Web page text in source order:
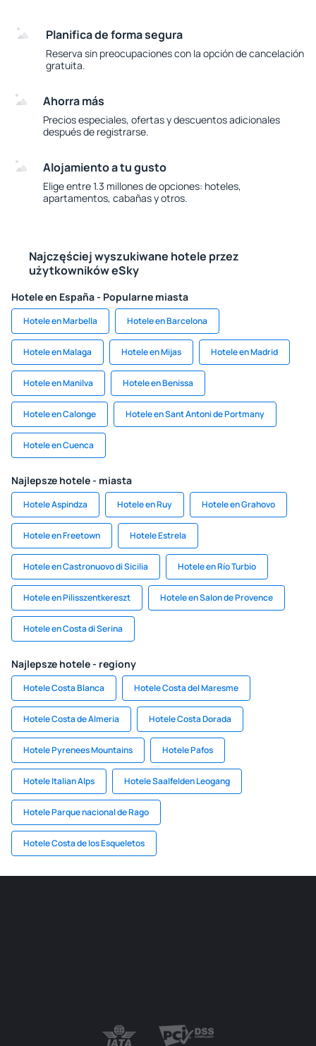
Planifica de forma segura
Reserva sin preocupaciones con la opción de cancelación
gratuita.
Ahorra más
Precios especiales, ofertas y descuentos adicionales
después de registrarse.
Alojamiento a tu gusto
Elige entre 1.3 millones de opciones: hoteles,
apartamentos, cabañas y otros.
Najczęściej wyszukiwane hotele przez
użytkowników eSky
Hotele en España - Popularne miasta
Hotele en Marbella Hotele en Barcelona
Hotele en Malaga Hotele en Mijas Hotele en Madrid
Hotele en Manilva Hotele en Benissa
Hotele en Calonge Hotele en Sant Antoni de Portmany
Hotele en Cuenca
Najlepsze hotele - miasta
Hotele Aspindza Hotele en Ruy Hotele en Grahovo
Hotele en Freetown Hotele Estrela
Hotele en Castronuovo di Sicilia Hotele en Río Turbio
Hotele en Pilisszentkereszt Hotele en Salon de Provence
Hotele en Costa di Serina
Najlepsze hotele - regiony
Hotele Costa Blanca Hotele Costa del Maresme
Hotele Costa de Almeria Hotele Costa Dorada
Hotele Pyrenees Mountains Hotele Pafos
Hotele Italian Alps Hotele Saalfelden Leogang
Hotele Parque nacional de Rago
Hotele Costa de los Esqueletos